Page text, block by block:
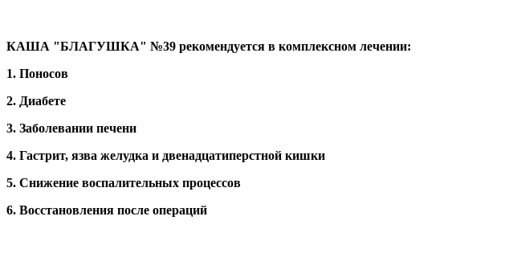
КАША "БЛАГУШКА" №39 рекомендуется в комплексном лечении:
1. Поносов
2. Диабете
3. Заболевании печени
4. Гастрит, язва желудка и двенадцатиперстной кишки
5. Снижение воспалительных процессов
6. Восстановления после операций